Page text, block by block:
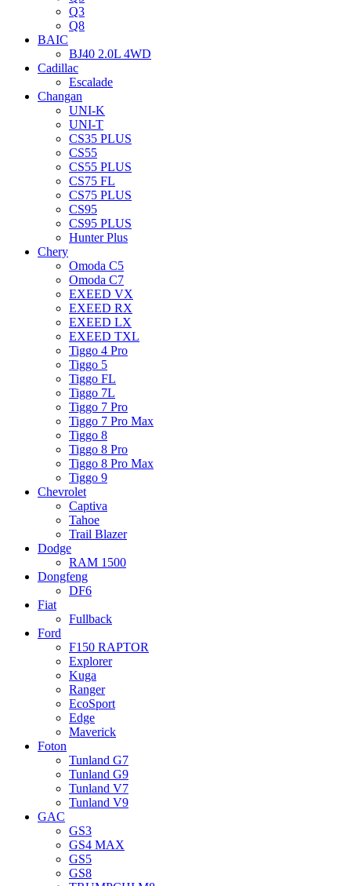
Q3
Q8
BAIC
BJ40 2.0L 4WD
Cadillac
Escalade
Changan
UNI-K
UNI-T
CS35 PLUS
CS55
CS55 PLUS
CS75 FL
CS75 PLUS
CS95
CS95 PLUS
Hunter Plus
Chery
Omoda C5
Omoda C7
EXEED VX
EXEED RX
EXEED LX
EXEED TXL
Tiggo 4 Pro
Tiggo 5
Tiggo FL
Tiggo 7L
Tiggo 7 Pro
Tiggo 7 Pro Max
Tiggo 8
Tiggo 8 Pro
Tiggo 8 Pro Max
Tiggo 9
Chevrolet
Captiva
Tahoe
Trail Blazer
Dodge
RAM 1500
Dongfeng
DF6
Fiat
Fullback
Ford
F150 RAPTOR
Explorer
Kuga
Ranger
EcoSport
Edge
Maverick
Foton
Tunland G7
Tunland G9
Tunland V7
Tunland V9
GAC
GS3
GS4 MAX
GS5
GS8